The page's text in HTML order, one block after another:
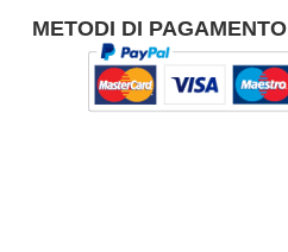
METODI DI PAGAMENTO